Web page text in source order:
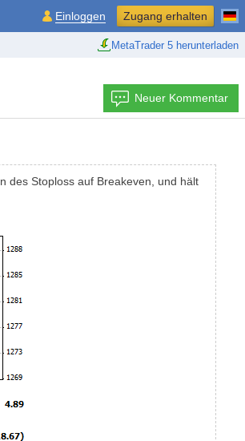
MetaTrader 5 herunterladen
Einloggen Zugang erhalten
Neuer Kommentar
des Stoploss auf Breakeven, und hält